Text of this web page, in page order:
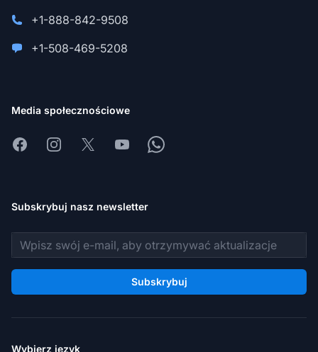
+1-888-842-9508
+1-508-469-5208
Media społecznościowe
FacebookInstagram
X YoutubeWhatsapp
Subskrybuj nasz newsletter
Adres e-mail
Subskrybuj
Wybierz język